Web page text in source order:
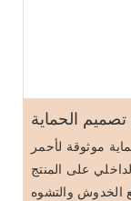
تصميم الحماية
موثوقة لأحمر
على المنتج
الخدوش والتشوه